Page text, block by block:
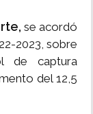
se acordó
2023, sobre
de captura
del 12,5